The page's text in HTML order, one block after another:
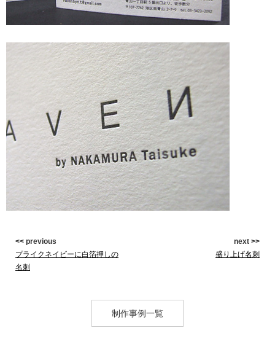
<< previous
プライクネイビーに白箔押しの
名刺
next >>
盛り上げ名刺
制作事例一覧